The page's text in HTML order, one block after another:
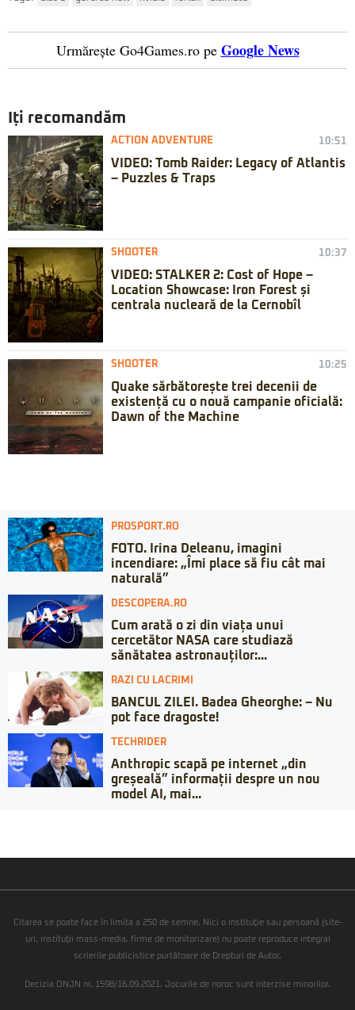
Urmărește Go4Games.ro pe Google News
Iți recomandăm
ACTION ADVENTURE 10:51
VIDEO: Tomb Raider: Legacy of Atlantis
– Puzzles & Traps
SHOOTER 10:37
VIDEO: STALKER 2: Cost of Hope –
Location Showcase: Iron Forest și
centrala nucleară de la Cernobîl
SHOOTER 10:25
Quake sărbătorește trei decenii de
existență cu o nouă campanie oficială:
Dawn of the Machine
PROSPORT.RO
FOTO. Irina Deleanu, imagini
incendiare: „Îmi place să fiu cât mai
naturală”
DESCOPERA.RO
Cum arată o zi din viața unui
cercetător NASA care studiază
sănătatea astronauților:...
RAZI CU LACRIMI
BANCUL ZILEI. Badea Gheorghe: – Nu
pot face dragoste!
TECHRIDER
Anthropic scapă pe internet „din
greșeală” informații despre un nou
model AI, mai...
Citarea se poate face în limita a 250 de semne. Nici o instituţie sau persoană (site-
uri, instituţii mass-media, firme de monitorizare) nu poate reproduce integral
scrierile publicistice purtătoare de Drepturi de Autor.
Decizia ONJN nr. 1598/16.09.2021. Jocurile de noroc sunt interzise minorilor.